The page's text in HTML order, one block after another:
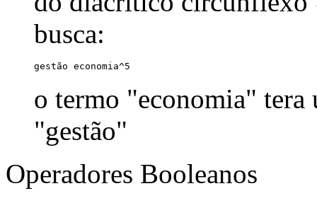
busca:
gestão economia^5
o termo "economia" tera
"gestão"
Operadores Booleanos